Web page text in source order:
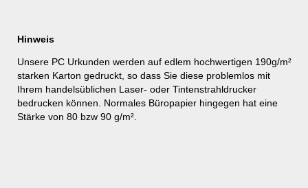
Hinweis
Unsere PC Urkunden werden auf edlem hochwertigen 190g/m²
starken Karton gedruckt, so dass Sie diese problemlos mit
Ihrem handelsüblichen Laser- oder Tintenstrahldrucker
bedrucken können. Normales Büropapier hingegen hat eine
Stärke von 80 bzw 90 g/m².